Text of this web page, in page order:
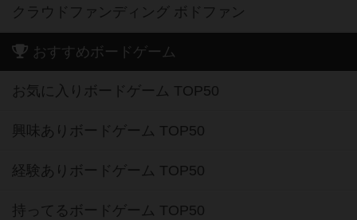
クラウドファンディング ボドファン
おすすめボードゲーム
お気に入りボードゲーム TOP50
興味ありボードゲーム TOP50
経験ありボードゲーム TOP50
持ってるボードゲーム TOP50